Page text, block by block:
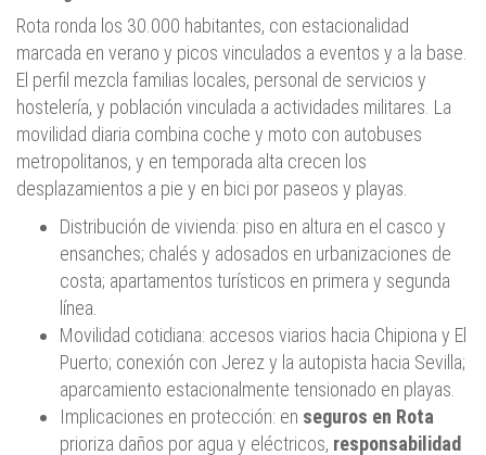
Rota ronda los 30.000 habitantes, con estacionalidad
marcada en verano y picos vinculados a eventos y a la base.
El perfil mezcla familias locales, personal de servicios y
hostelería, y población vinculada a actividades militares. La
movilidad diaria combina coche y moto con autobuses
metropolitanos, y en temporada alta crecen los
desplazamientos a pie y en bici por paseos y playas.
Distribución de vivienda: piso en altura en el casco y
ensanches; chalés y adosados en urbanizaciones de
costa; apartamentos turísticos en primera y segunda
línea.
Movilidad cotidiana: accesos viarios hacia Chipiona y El
Puerto; conexión con Jerez y la autopista hacia Sevilla;
aparcamiento estacionalmente tensionado en playas.
Implicaciones en protección: en seguros en Rota
prioriza daños por agua y eléctricos, responsabilidad